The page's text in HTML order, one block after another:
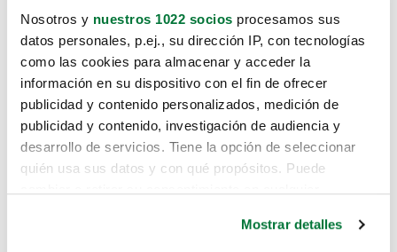
Nosotros y nuestros 1022 socios procesamos sus
datos personales, p.ej., su dirección IP, con tecnologías
como las cookies para almacenar y acceder la
información en su dispositivo con el fin de ofrecer
publicidad y contenido personalizados, medición de
publicidad y contenido, investigación de audiencia y
desarrollo de servicios. Tiene la opción de seleccionar
quién usa sus datos y con qué propósitos. Puede
Mostrar detalles
Lo sentimos, no sabemos como
te hemos traido hasta aquí.
Pero puedes encontrar el coche que estás
buscando en alguno de estos enlaces: